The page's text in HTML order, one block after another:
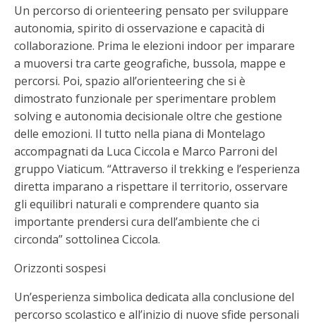
Un percorso di orienteering pensato per sviluppare
autonomia, spirito di osservazione e capacità di
collaborazione. Prima le elezioni indoor per imparare
a muoversi tra carte geografiche, bussola, mappe e
percorsi. Poi, spazio all’orienteering che si è
dimostrato funzionale per sperimentare problem
solving e autonomia decisionale oltre che gestione
delle emozioni. Il tutto nella piana di Montelago
accompagnati da Luca Ciccola e Marco Parroni del
gruppo Viaticum. “Attraverso il trekking e l’esperienza
diretta imparano a rispettare il territorio, osservare
gli equilibri naturali e comprendere quanto sia
importante prendersi cura dell’ambiente che ci
circonda” sottolinea Ciccola.
Orizzonti sospesi
Un’esperienza simbolica dedicata alla conclusione del
percorso scolastico e all’inizio di nuove sfide personali